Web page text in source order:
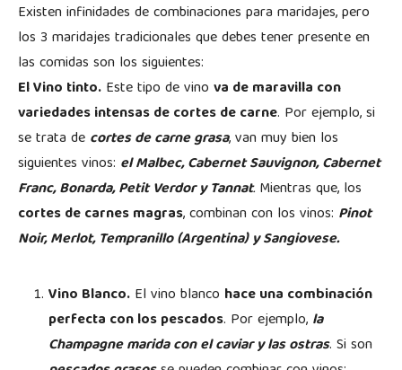
Existen infinidades de combinaciones para maridajes, pero
los 3 maridajes tradicionales que debes tener presente en
las comidas son los siguientes:
El Vino tinto. Este tipo de vino va de maravilla con
variedades intensas de cortes de carne. Por ejemplo, si
se trata de cortes de carne grasa, van muy bien los
siguientes vinos: el Malbec, Cabernet Sauvignon, Cabernet
Franc, Bonarda, Petit Verdor y Tannat. Mientras que, los
cortes de carnes magras, combinan con los vinos: Pinot
Noir, Merlot, Tempranillo (Argentina) y Sangiovese.
Vino Blanco. El vino blanco hace una combinación
perfecta con los pescados. Por ejemplo, la
Champagne marida con el caviar y las ostras. Si son